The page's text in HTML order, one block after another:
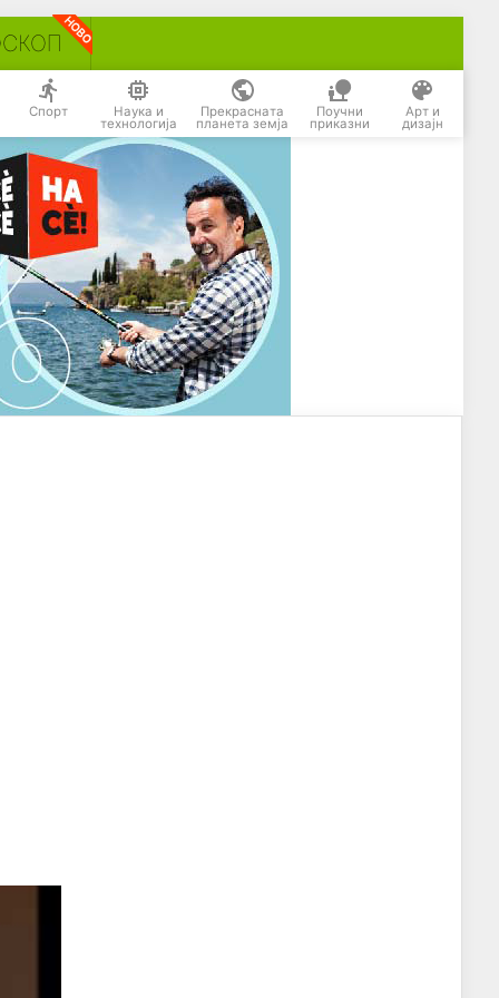
Спорт Наука и
технологија
Прекрасната
планета земја
Поучни
приказни
Арт и
дизајн